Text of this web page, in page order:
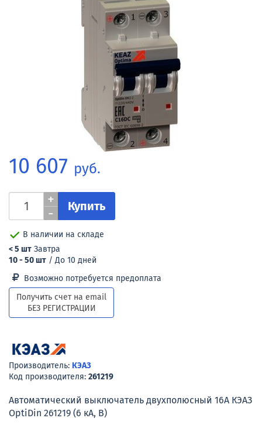
10 607 руб.
-
+ Купить
В наличии на складе
< 5 шт Завтра
10 - 50 шт / До 10 дней
Возможно потребуется предоплата
Получить счет на email
БЕЗ РЕГИСТРАЦИИ
Производитель: КЭАЗ
Код производителя: 261219
Автоматический выключатель двухполюсный 16А КЭАЗ
OptiDin 261219 (6 кА, B)